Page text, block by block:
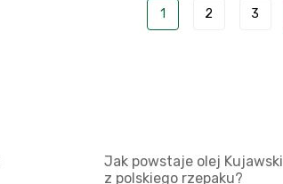
1 2 3
Jak powstaje olej Kujawski
z polskiego rzepaku?